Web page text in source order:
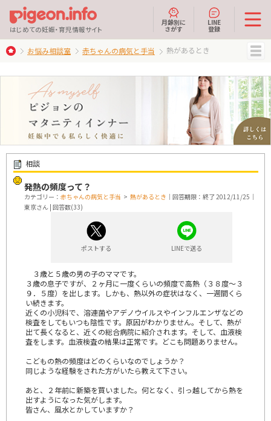
はじめての妊娠・育児情報サイト
月齢別に
さがす
LINE
登録
お悩み相談室 赤ちゃんの病気と手当 熱があるとき
相談
発熱の頻度って？
カテゴリー： 赤ちゃんの病気と手当 > 熱があるとき ｜回答期限：終了 2012/11/25｜
東京さん | 回答数(33)
ポストする LINEで送る
３歳と５歳の男の子のママです。
３歳の息子ですが、２ヶ月に一度くらいの頻度で高熱（３８度～３
９．５度）を出します。しかも、熱以外の症状はなく、一週間くら
い続きます。
近くの小児科で、溶連菌やアデノウイルスやインフルエンザなどの
検査をしてもいつも陰性です。原因がわかりません。そして、熱が
出て長くなると、近くの総合病院に紹介されます。そして、血液検
査をします。血液検査の結果は正常です。どこも問題ありません。
こどもの熱の頻度はどのくらいなのでしょうか？
同じような経験をされた方がいたら教えて下さい。
あと、２年前に新築を買いました。何となく、引っ越してから熱を
出すようになった気がします。
皆さん、風水とかしていますか？